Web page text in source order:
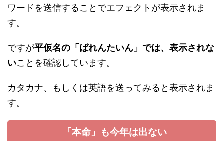
ワードを送信することでエフェクトが表示されま
す。
ですが平仮名の「ばれんたいん」では、表示されな
いことを確認しています。
カタカナ、もしくは英語を送ってみると表示されま
す。
「本命」も今年は出ない